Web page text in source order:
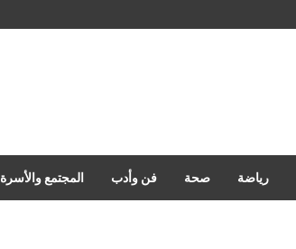
رياضة صحة فن وأدب المجتمع والأسرة